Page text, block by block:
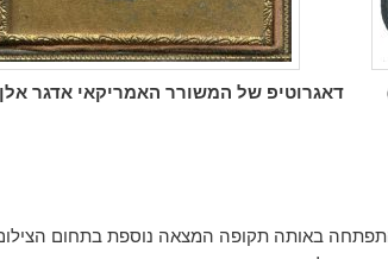
דאגרוטיפ של המשורר האמריקאי אדגר
באותה תקופה המצאה נוספת בתחום